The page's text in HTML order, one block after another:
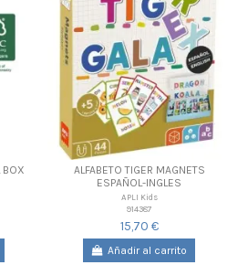
BOX
ALFABETO TIGER MAGNETS
ESPAÑOL-INGLES
APLI Kids
914387
15,70 €
Añadir al carrito